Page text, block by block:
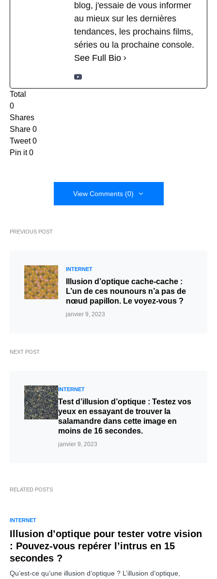
blog, j'essaie de vous informer
au mieux sur les dernières
tendances, les prochains films,
séries ou la prochaine console.
See Full Bio
Total
0
Shares
Share 0
Tweet 0
Pin it 0
View Comments (0)
PREVIOUS POST
INTERNET
Illusion d’optique cache-cache :
L’un de ces nounours n’a pas de
nœud papillon. Le voyez-vous ?
janvier 9, 2023
NEXT POST
INTERNET
Test d’illusion d’optique : Testez vos
yeux en essayant de trouver la
salamandre dans cette image en
moins de 16 secondes.
janvier 9, 2023
RELATED POSTS
INTERNET
Illusion d’optique pour tester votre vision
: Pouvez-vous repérer l’intrus en 15
secondes ?
Qu’est-ce qu’une illusion d’optique ? L’illusion d’optique,